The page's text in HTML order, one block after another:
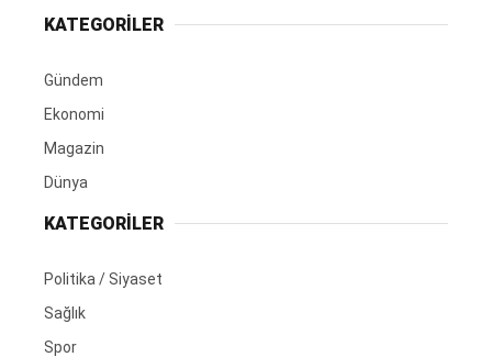
KATEGORİLER
Gündem
Ekonomi
Magazin
Dünya
KATEGORİLER
Politika / Siyaset
Sağlık
Spor